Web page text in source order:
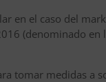
en el caso del
(denominado en
tomar medidas a